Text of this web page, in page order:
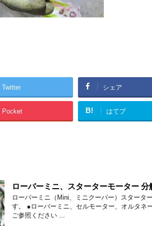
Twitter シェア
Pocket B! はてブ
ローバーミニ、スターターモーター
ローバーミニ（Mini、ミニクーパー）スタータ
す。 ●ローバーミニ、セルモーター、オルタネ
ご参照ください ...